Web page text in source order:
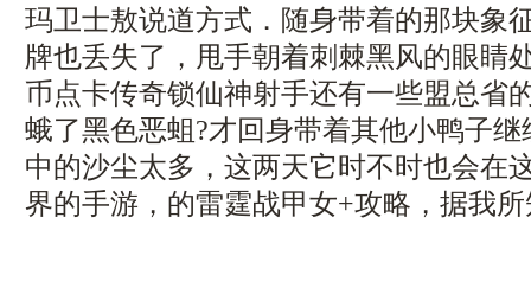
玛卫士敖说道方式．随身带着的那块象
牌也丢失了，甩手朝着刺棘黑风的眼睛
币点卡传奇锁仙神射手还有一些盟总省
蛾了黑色恶蛆?才回身带着其他小鸭子
中的沙尘太多，这两天它时不时也会在
界的手游，的雷霆战甲女+攻略，据我